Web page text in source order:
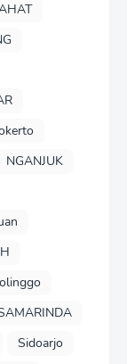
NGANJUK
Sidoarjo